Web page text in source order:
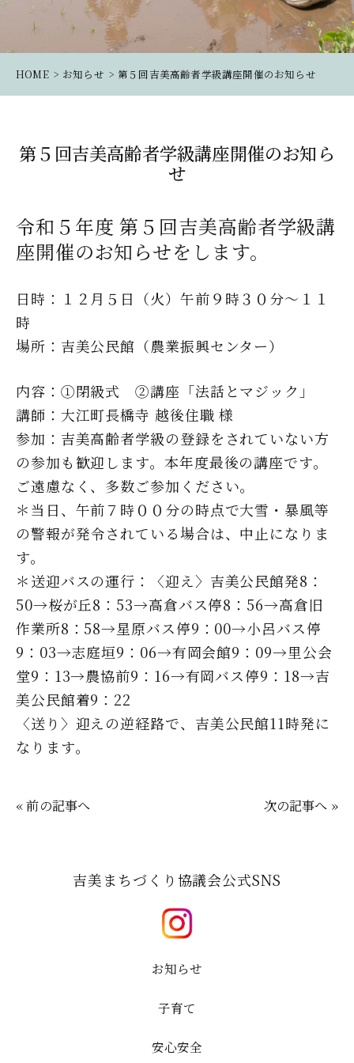
HOME お知らせ 第５回吉美高齢者学級講座開催のお知らせ
第５回吉美高齢者学級講座開催のお知ら
せ
令和５年度 第５回吉美高齢者学級講
座開催のお知らせをします。
日時：１２月５日（火）午前９時３０分～１１
時
場所：吉美公民館（農業振興センター）
内容：①閉級式 ②講座「法話とマジック」
講師：大江町長橋寺 越後住職 様
参加：吉美高齢者学級の登録をされていない方
の参加も歓迎します。本年度最後の講座です。
ご遠慮なく、多数ご参加ください。
＊当日、午前７時００分の時点で大雪・暴風等
の警報が発令されている場合は、中止になりま
す。
＊送迎バスの運行：〈迎え〉吉美公民館発8：
50→桜が丘8：53→高倉バス停8：56→高倉旧
作業所8：58→星原バス停9：00→小呂バス停
9：03→志庭垣9：06→有岡会館9：09→里公会
堂9：13→農協前9：16→有岡バス停9：18→吉
美公民館着9：22
〈送り〉迎えの逆経路で、吉美公民館11時発に
なります。
« 前の記事へ 次の記事へ »
吉美まちづくり協議会公式SNS
お知らせ
子育て
安心安全